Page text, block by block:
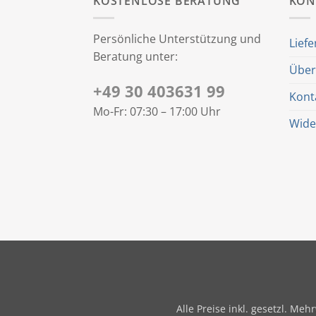
Persönliche Unterstützung und
Beratung unter:
+49 30 403631 99
Mo-Fr: 07:30 – 17:00 Uhr
Alle Preise inkl. gesetzl.